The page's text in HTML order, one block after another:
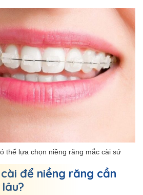
thể lựa chọn niềng răng mắc cài sứ
để niềng răng cần